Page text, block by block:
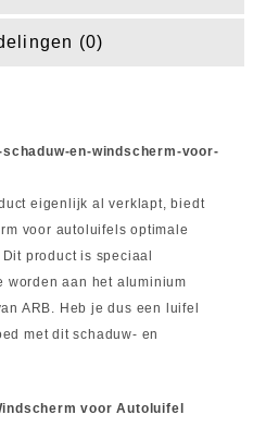
(0)
en-windscherm-voor-
eigenlijk al verklapt, biedt
voor autoluifels optimale
product is speciaal
worden aan het aluminium
ARB. Heb je dus een luifel
met dit schaduw- en
voor Autoluifel